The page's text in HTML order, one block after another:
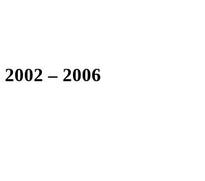
2002 – 2006